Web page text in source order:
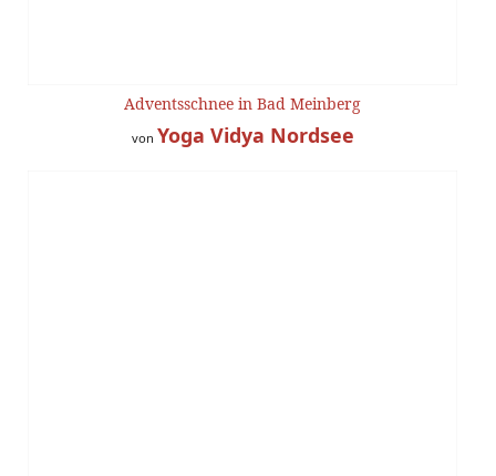
Adventsschnee in Bad Meinberg
von Yoga Vidya Nordsee